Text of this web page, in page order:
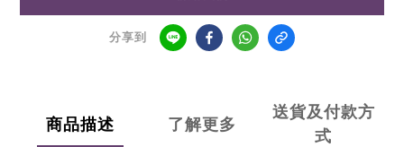
分享到
商品描述 了解更多
送貨及付款方
式